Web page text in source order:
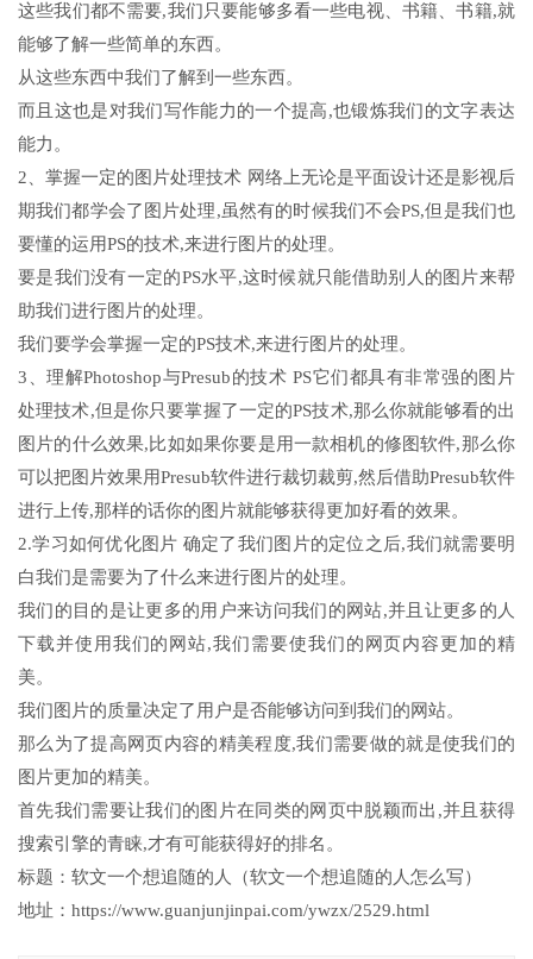
这些我们都不需要,我们只要能够多看一些电视、书籍、书籍,就
能够了解一些简单的东西。
从这些东西中我们了解到一些东西。
而且这也是对我们写作能力的一个提高,也锻炼我们的文字表达
能力。
2、掌握一定的图片处理技术 网络上无论是平面设计还是影视后
期我们都学会了图片处理,虽然有的时候我们不会PS,但是我们也
要懂的运用PS的技术,来进行图片的处理。
要是我们没有一定的PS水平,这时候就只能借助别人的图片来帮
助我们进行图片的处理。
我们要学会掌握一定的PS技术,来进行图片的处理。
3、理解Photoshop与Presub的技术 PS它们都具有非常强的图片
处理技术,但是你只要掌握了一定的PS技术,那么你就能够看的出
图片的什么效果,比如如果你要是用一款相机的修图软件,那么你
可以把图片效果用Presub软件进行裁切裁剪,然后借助Presub软件
进行上传,那样的话你的图片就能够获得更加好看的效果。
2.学习如何优化图片 确定了我们图片的定位之后,我们就需要明
白我们是需要为了什么来进行图片的处理。
我们的目的是让更多的用户来访问我们的网站,并且让更多的人
下载并使用我们的网站,我们需要使我们的网页内容更加的精
美。
我们图片的质量决定了用户是否能够访问到我们的网站。
那么为了提高网页内容的精美程度,我们需要做的就是使我们的
图片更加的精美。
首先我们需要让我们的图片在同类的网页中脱颖而出,并且获得
搜索引擎的青睐,才有可能获得好的排名。
标题：软文一个想追随的人（软文一个想追随的人怎么写）
地址：https://www.guanjunjinpai.com/ywzx/2529.html